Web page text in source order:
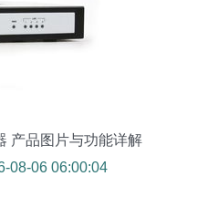
产品图片与功能详解
08-06 06:00:04